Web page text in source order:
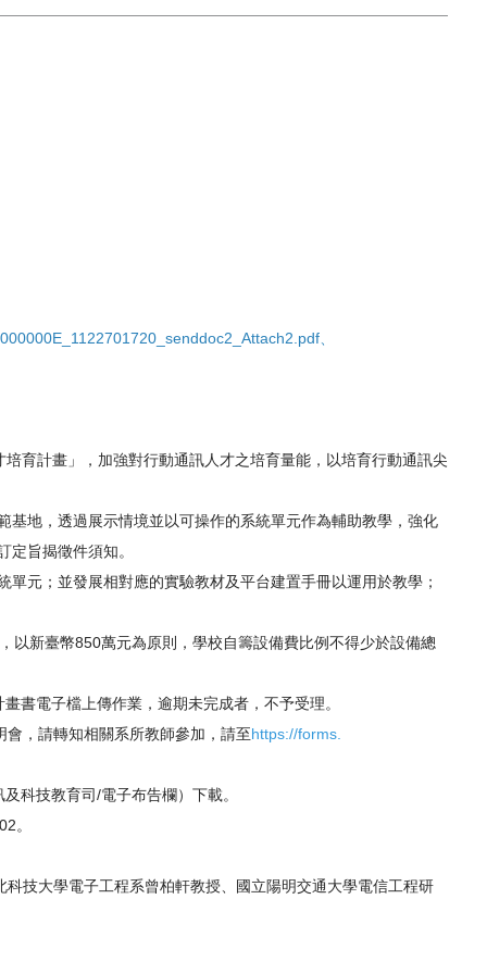
E_1122701720_senddoc2_Attach2.pdf、
育計畫」， 加強對行動通訊人才之培育量能，以培育行動通訊尖
基地， 透過展示情境並以可操作的系統單元作為輔助教學， 強化
定旨揭徵件須知。
單元； 並發展相對應的實驗教材及平台建置手冊以運用於教學；
以新臺幣850萬元為原則， 學校自籌設備費比例不得少於設備總
書電子檔上傳作業，逾期未完成者， 不予受理。
， 請轉知相關系所教師參加，請至https://forms.
科技教育司/電子布告欄） 下載。
。
科技大學電子工程系曾柏軒教授、 國立陽明交通大學電信工程研